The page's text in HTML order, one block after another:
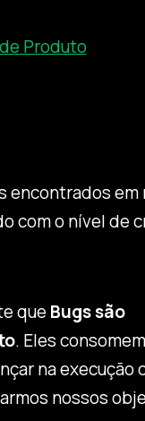
Produto
encontrados em
com o nível de
que Bugs são
. Eles
na execução
nossos